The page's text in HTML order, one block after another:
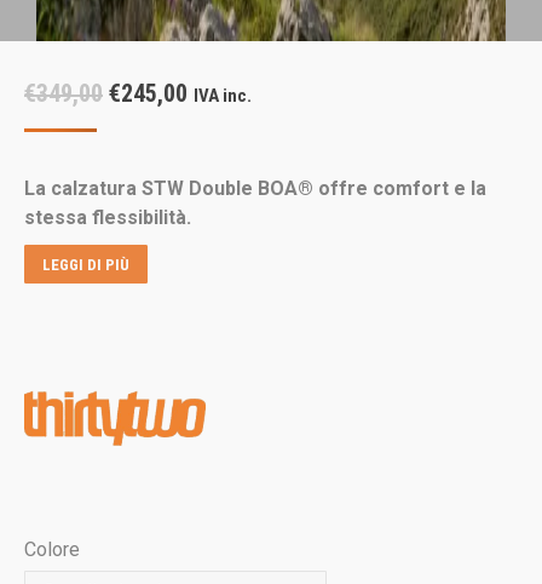
€349,00 Il
era:
€349,00.
€245,00 Il
è:
IVA inc.
La calzatura STW Double BOA® offre comfort e la
stessa flessibilità.
LEGGI DI PIÙ
Colore